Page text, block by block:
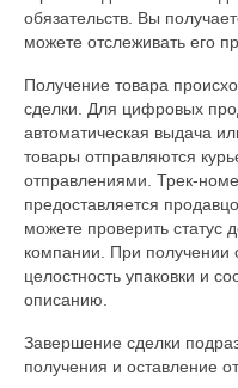
обязательств. Вы
можете отслеживать его
Получение товара
сделки. Для цифровых
автоматическая выдача
товары отправляются
отправлениями. Трек-
предоставляется
можете проверить статус
компании. При получении
целостность упаковки и
описанию.
Завершение сделки
получения и оставление